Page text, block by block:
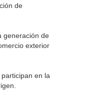
de
generación de
exterior
en la